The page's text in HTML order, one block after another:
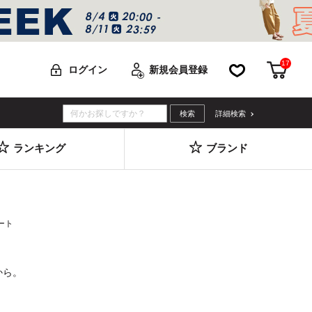
ログイン 新規会員登録 お気に入りカート
17
詳細検索
ランキング ブランド
ト
。